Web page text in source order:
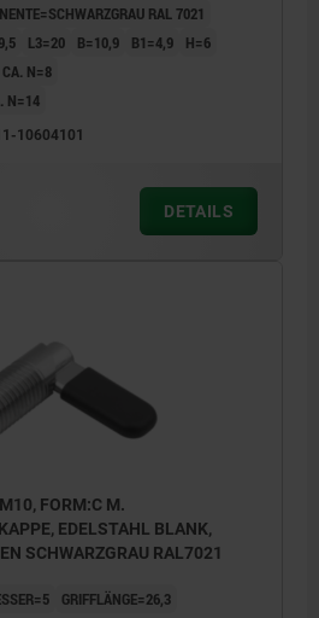
RAL 7021
L3=20 B=10,9 B1=4,9
H=6
CA. N=8
N=14
10604101
DETAILS
FORM:C M.
EDELSTAHL BLANK,
SCHWARZGRAU RAL7021
GRIFFLÄNGE=26,3